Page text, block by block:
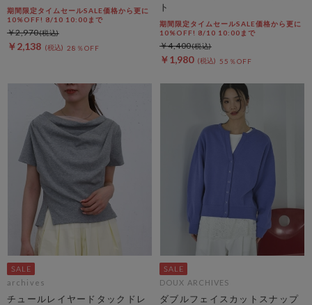
期間限定タイムセールSALE価格から更に
10%OFF! 8/10 10:00まで
￥2,138 28％OFF
￥2,970
ト
期間限定タイムセールSALE価格から更に
10%OFF! 8/10 10:00まで
￥1,980 55％OFF
￥4,400
archives
チュールレイヤードタックドレ
DOUX ARCHIVES
ダブルフェイスカットスナップ